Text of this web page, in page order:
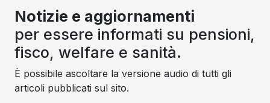
Notizie e aggiornamenti
per essere informati su pensioni,
fisco, welfare e sanità.
È possibile ascoltare la versione audio di tutti gli
articoli pubblicati sul sito.